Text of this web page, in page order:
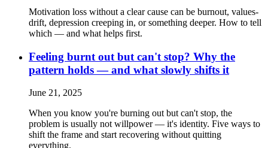
Motivation loss without a clear cause can be burnout, values-
drift, depression creeping in, or something deeper. How to tell
which — and what helps first.
Feeling burnt out but can't stop? Why the
pattern holds — and what slowly shifts it
June 21, 2025
When you know you're burning out but can't stop, the
problem is usually not willpower — it's identity. Five ways to
shift the frame and start recovering without quitting
everything.